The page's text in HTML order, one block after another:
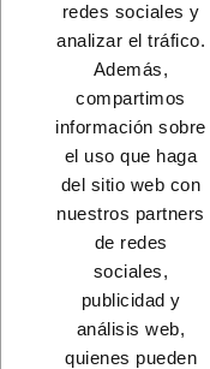
CONTACTO
PRODUCTOS
NUESTRA EMPRESA
redes sociales y
analizar el tráfico.
Además,
compartimos
información sobre
el uso que haga
del sitio web con
nuestros partners
de redes
sociales,
publicidad y
análisis web,
quienes pueden